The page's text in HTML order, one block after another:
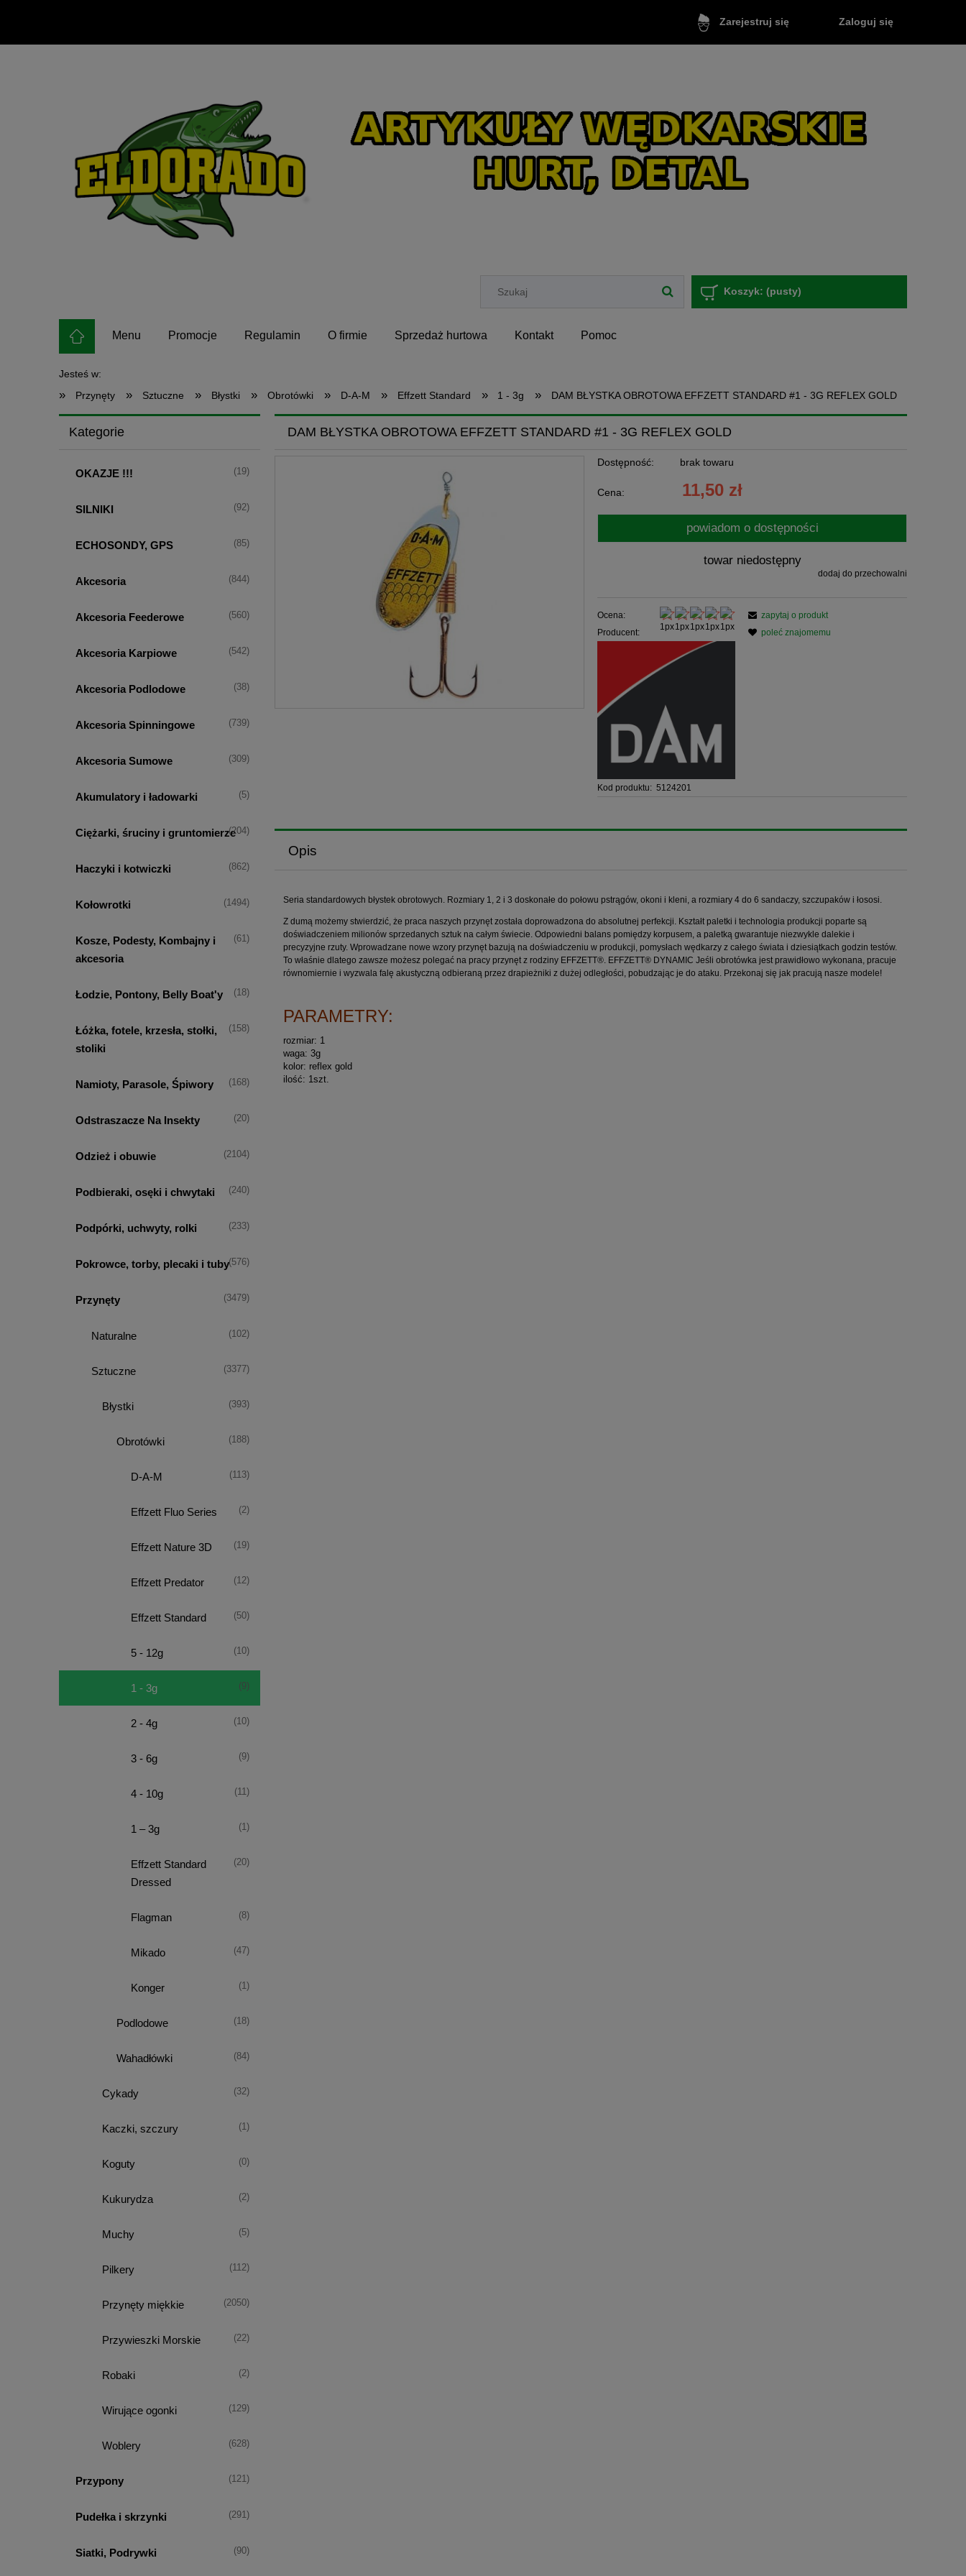
Zarejestruj się Zaloguj się
Koszyk: (pusty)
Menu Promocje Regulamin O firmie Sprzedaż hurtowa Kontakt Pomoc
Jesteś w:
» Przynęty » Sztuczne » Błystki » Obrotówki » D-A-M » Effzett Standard » 1 - 3g » DAM BŁYSTKA OBROTOWA EFFZETT STANDARD #1 - 3G REFLEX GOLD
Kategorie
OKAZJE !!! (19)
SILNIKI (92)
ECHOSONDY, GPS (85)
Akcesoria (844)
Akcesoria Feederowe (560)
Akcesoria Karpiowe (542)
Akcesoria Podlodowe (38)
Akcesoria Spinningowe (739)
Akcesoria Sumowe (309)
Akumulatory i ładowarki (5)
Ciężarki, śruciny i gruntomierze(204)
Haczyki i kotwiczki (862)
Kołowrotki (1494)
Kosze, Podesty, Kombajny i
akcesoria
(61)
Łodzie, Pontony, Belly Boat'y (18)
Łóżka, fotele, krzesła, stołki,
stoliki
(158)
Namioty, Parasole, Śpiwory (168)
Odstraszacze Na Insekty (20)
Odzież i obuwie (2104)
Podbieraki, osęki i chwytaki (240)
Podpórki, uchwyty, rolki (233)
Pokrowce, torby, plecaki i tuby(576)
Przynęty (3479)
Naturalne (102)
Sztuczne (3377)
Błystki (393)
Obrotówki (188)
D-A-M (113)
Effzett Fluo Series (2)
Effzett Nature 3D (19)
Effzett Predator (12)
Effzett Standard (50)
5 - 12g (10)
1 - 3g (9)
2 - 4g (10)
3 - 6g (9)
4 - 10g (11)
1 – 3g (1)
Effzett Standard
Dressed
(20)
Flagman (8)
Mikado (47)
Konger (1)
Podlodowe (18)
Wahadłówki (84)
Cykady (32)
Kaczki, szczury (1)
Koguty (0)
Kukurydza (2)
Muchy (5)
Pilkery (112)
Przynęty miękkie (2050)
Przywieszki Morskie (22)
Robaki (2)
Wirujące ogonki (129)
Woblery (628)
Przypony (121)
Pudełka i skrzynki (291)
Siatki, Podrywki (90)
DAM BŁYSTKA OBROTOWA EFFZETT STANDARD #1 - 3G REFLEX GOLD
Dostępność: brak towaru
Cena: 11,50 zł
powiadom o dostępności
towar niedostępny
dodaj do przechowalni
Ocena:
Producent:
Kod produktu: 5124201
zapytaj o produkt
poleć znajomemu
Opis
Seria standardowych błystek obrotowych. Rozmiary 1, 2 i 3 doskonałe do połowu pstrągów, okoni i kleni, a rozmiary 4 do 6 sandaczy, szczupaków i łososi.
Z dumą możemy stwierdzić, że praca naszych przynęt została doprowadzona do absolutnej perfekcji. Kształt paletki i technologia produkcji poparte są
doświadczeniem milionów sprzedanych sztuk na całym świecie. Odpowiedni balans pomiędzy korpusem, a paletką gwarantuje niezwykle dalekie i
precyzyjne rzuty. Wprowadzane nowe wzory przynęt bazują na doświadczeniu w produkcji, pomysłach wędkarzy z całego świata i dziesiątkach godzin testów.
To właśnie dlatego zawsze możesz polegać na pracy przynęt z rodziny EFFZETT®. EFFZETT® DYNAMIC Jeśli obrotówka jest prawidłowo wykonana, pracuje
równomiernie i wyzwala falę akustyczną odbieraną przez drapieżniki z dużej odległości, pobudzając je do ataku. Przekonaj się jak pracują nasze modele!
PARAMETRY:
rozmiar: 1
waga: 3g
kolor: reflex gold
ilość: 1szt.